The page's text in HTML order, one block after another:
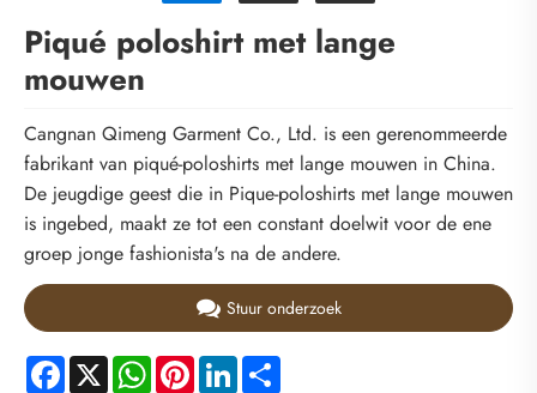
Piqué poloshirt met lange
mouwen
Cangnan Qimeng Garment Co., Ltd. is een gerenommeerde
fabrikant van piqué-poloshirts met lange mouwen in China.
De jeugdige geest die in Pique-poloshirts met lange mouwen
is ingebed, maakt ze tot een constant doelwit voor de ene
groep jonge fashionista's na de andere.
Stuur onderzoek
Facebook
X WhatsApp
PinterestLinkedIn